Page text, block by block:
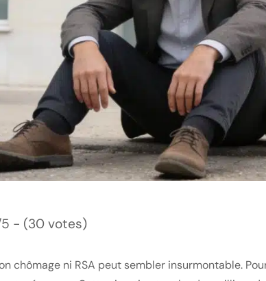
- (30 votes)
chômage ni RSA peut sembler insurmontable.